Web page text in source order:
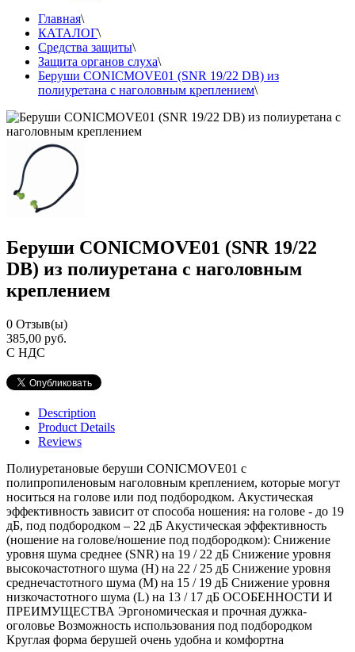
Главная\
КАТАЛОГ\
Средства защиты\
Защита органов слуха\
Беруши CONICMOVE01 (SNR 19/22 DB) из
полиуретана с наголовным креплением\
Беруши CONICMOVE01 (SNR 19/22
DB) из полиуретана с наголовным
креплением
0 Отзыв(ы)
385,00 руб.
С НДС
Description
Product Details
Reviews
Полиуретановые беруши CONICMOVE01 с
полипропиленовым наголовным креплением, которые могут
носиться на голове или под подбородком. Акустическая
эффективность зависит от способа ношения: на голове - до 19
дБ, под подбородком – 22 дБ Акустическая эффективность
(ношение на голове/ношение под подбородком): Снижение
уровня шума среднее (SNR) на 19 / 22 дБ Снижение уровня
высокочастотного шума (H) на 22 / 25 дБ Снижение уровня
среднечастотного шума (M) на 15 / 19 дБ Снижение уровня
низкочастотного шума (L) на 13 / 17 дБ ОСОБЕННОСТИ И
ПРЕИМУЩЕСТВА Эргономическая и прочная дужка-
оголовье Возможность использования под подбородком
Круглая форма берушей очень удобна и комфортна